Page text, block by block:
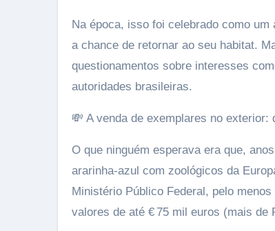
Na época, isso foi celebrado como
a chance de retornar ao seu habitat.
questionamentos sobre interesses
autoridades brasileiras.
💸 A venda de exemplares no exterior:
O que ninguém esperava era que,
ararinha-azul com zoológicos da
Ministério Público Federal, pelo
valores de até € 75 mil euros (mais de